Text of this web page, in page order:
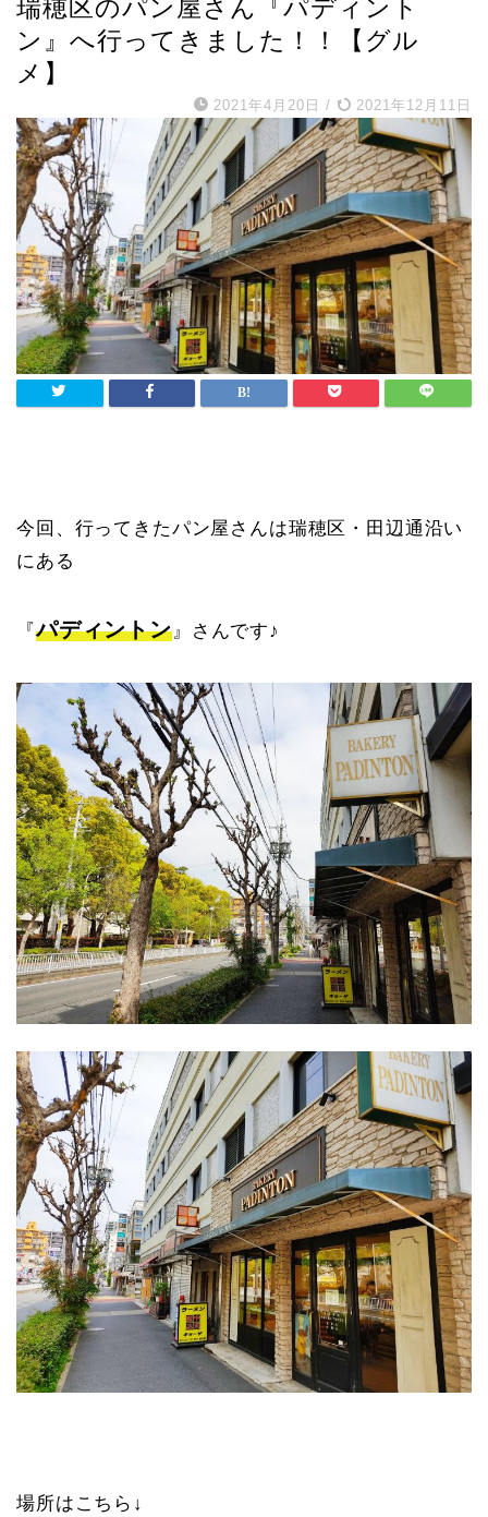
瑞穂区のパン屋さん『パディント
ン』へ行ってきました！！【グル
メ】
2021年4月20日 / 2021年12月11日
今回、行ってきたパン屋さんは瑞穂区・田辺通沿い
にある
『パディントン』さんです♪
場所はこちら↓